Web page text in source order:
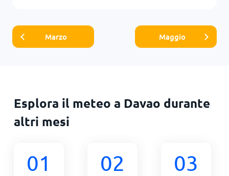
Marzo Maggio
Esplora il meteo a Davao durante
altri mesi
01 02 03